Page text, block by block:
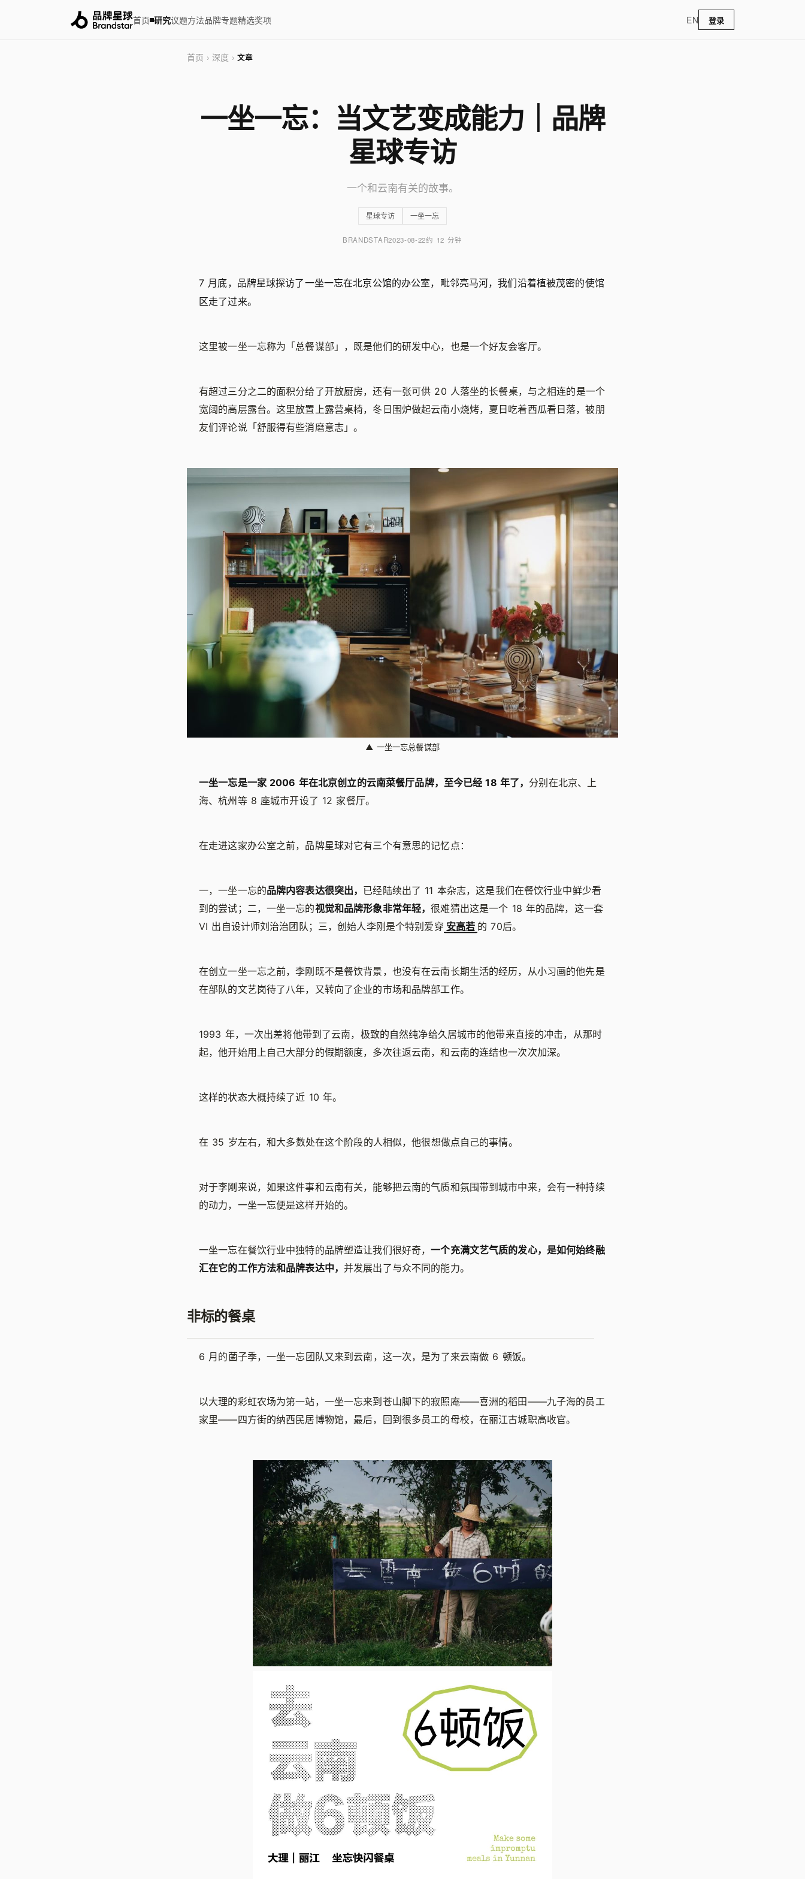
首页 研究议题方法品牌专题精选奖项 EN 登录
首页 › 深度 › 文章
一坐一忘：当文艺变成能力｜品牌
星球专访
一个和云南有关的故事。
星球专访 一坐一忘
BRANDSTAR2023-08-22约 12 分钟
7 月底，品牌星球探访了一坐一忘在北京公馆的办公室，毗邻亮马河，我们沿着植被茂密的使馆
区走了过来。
这里被一坐一忘称为「总餐谋部」，既是他们的研发中心，也是一个好友会客厅。
有超过三分之二的面积分给了开放厨房，还有一张可供 20 人落坐的长餐桌，与之相连的是一个
宽阔的高层露台。这里放置上露营桌椅，冬日围炉做起云南小烧烤，夏日吃着西瓜看日落，被朋
友们评论说「舒服得有些消磨意志」。
▲ 一坐一忘总餐谋部
一坐一忘是一家 2006 年在北京创立的云南菜餐厅品牌，至今已经 18 年了， 分别在北京、上
海、杭州等 8 座城市开设了 12 家餐厅。
在走进这家办公室之前，品牌星球对它有三个有意思的记忆点：
一，一坐一忘的品牌内容表达很突出， 已经陆续出了 11 本杂志，这是我们在餐饮行业中鲜少看
到的尝试；二，一坐一忘的视觉和品牌形象非常年轻，很难猜出这是一个 18 年的品牌，这一套
VI 出自设计师刘治治团队；三，创始人李刚是个特别爱穿 安高若 的 70后。
在创立一坐一忘之前，李刚既不是餐饮背景，也没有在云南长期生活的经历，从小习画的他先是
在部队的文艺岗待了八年，又转向了企业的市场和品牌部工作。
1993 年，一次出差将他带到了云南，极致的自然纯净给久居城市的他带来直接的冲击，从那时
起，他开始用上自己大部分的假期额度，多次往返云南，和云南的连结也一次次加深。
这样的状态大概持续了近 10 年。
在 35 岁左右，和大多数处在这个阶段的人相似，他很想做点自己的事情。
对于李刚来说，如果这件事和云南有关，能够把云南的气质和氛围带到城市中来，会有一种持续
的动力，一坐一忘便是这样开始的。
一坐一忘在餐饮行业中独特的品牌塑造让我们很好奇，一个充满文艺气质的发心，是如何始终融
汇在它的工作方法和品牌表达中，并发展出了与众不同的能力。
非标的餐桌
6 月的菌子季，一坐一忘团队又来到云南，这一次，是为了来云南做 6 顿饭。
以大理的彩虹农场为第一站，一坐一忘来到苍山脚下的寂照庵——喜洲的稻田——九子海的员工
家里——四方街的纳西民居博物馆，最后，回到很多员工的母校，在丽江古城职高收官。